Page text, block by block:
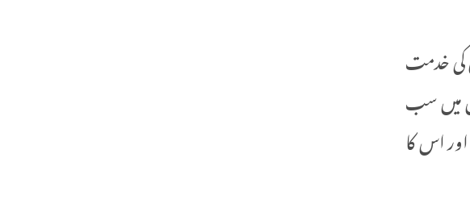
کی خدمت
میں سب
اس کا